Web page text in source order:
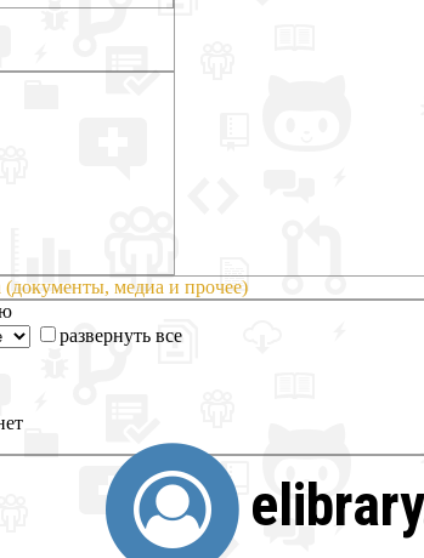
(документы, медиа и прочее)
развернуть все